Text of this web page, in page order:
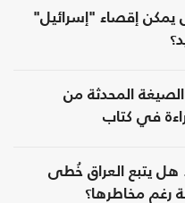
يمكن إقصاء "إسرائيل"
المحدثة من
في كتاب
يتبع العراق خُطى
رغم مخاطرها؟